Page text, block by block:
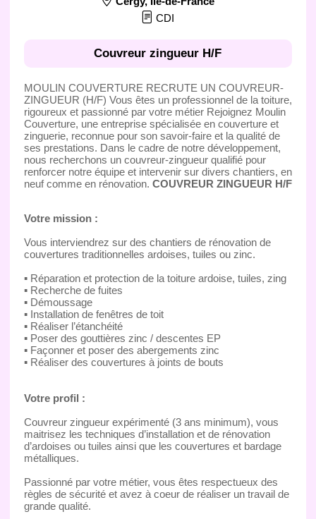
CDI
Couvreur zingueur H/F
MOULIN COUVERTURE RECRUTE UN COUVREUR-
ZINGUEUR (H/F) Vous êtes un professionnel de la toiture,
rigoureux et passionné par votre métier Rejoignez Moulin
Couverture, une entreprise spécialisée en couverture et
zinguerie, reconnue pour son savoir-faire et la qualité de
ses prestations. Dans le cadre de notre développement,
nous recherchons un couvreur-zingueur qualifié pour
renforcer notre équipe et intervenir sur divers chantiers, en
neuf comme en rénovation. COUVREUR ZINGUEUR H/F
Votre mission :
Vous interviendrez sur des chantiers de rénovation de
couvertures traditionnelles ardoises, tuiles ou zinc.
▪ Réparation et protection de la toiture ardoise, tuiles, zing
▪ Recherche de fuites
▪ Démoussage
▪ Installation de fenêtres de toit
▪ Réaliser l’étanchéité
▪ Poser des gouttières zinc / descentes EP
▪ Façonner et poser des abergements zinc
▪ Réaliser des couvertures à joints de bouts
Votre profil :
Couvreur zingueur expérimenté (3 ans minimum), vous
maitrisez les techniques d’installation et de rénovation
d’ardoises ou tuiles ainsi que les couvertures et bardage
métalliques.
Passionné par votre métier, vous êtes respectueux des
règles de sécurité et avez à coeur de réaliser un travail de
grande qualité.